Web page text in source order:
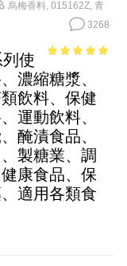
烏梅香料, 015162Z, 青
3268
使
濃縮糖漿、
飲料、保健
運動飲料、
醃漬食品、
製糖業、調
康食品、保
適用各類食